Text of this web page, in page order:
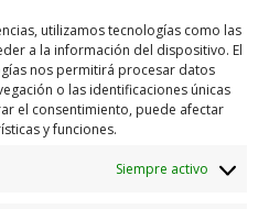
utilizamos tecnologías como las
a la información del dispositivo. El
nos permitirá procesar datos
o las identificaciones únicas
el consentimiento, puede afectar
y funciones.
Siempre activo